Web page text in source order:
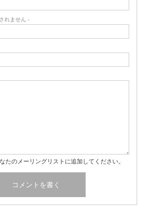
れません -
たのメーリングリストに追加してください。